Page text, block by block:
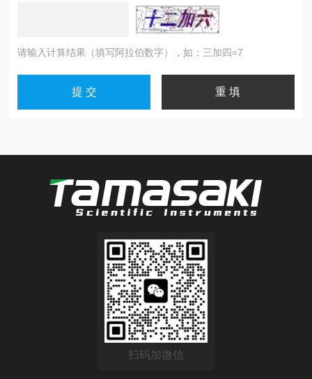
请输入计算结果（填写阿拉伯数字），如：三加四=7
扫码加微信